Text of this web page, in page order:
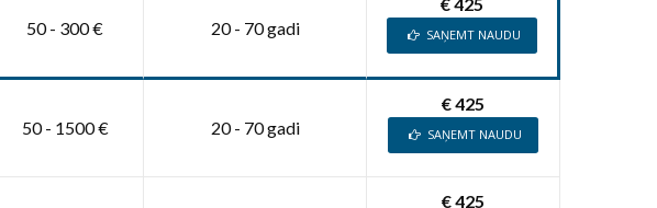
50 - 300 € 20 - 70 gadi SAŅEMT NAUDU
50 - 1500 € 20 - 70 gadi
€ 425
SAŅEMT NAUDU
€ 425